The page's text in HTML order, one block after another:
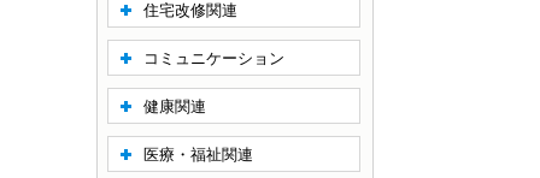
住宅改修関連
コミュニケーション
健康関連
医療・福祉関連